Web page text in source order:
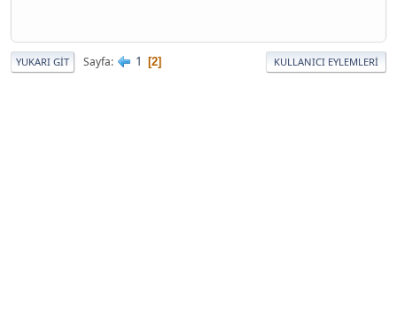
YUKARI GIT Sayfa 1 2 KULLANICI EYLEMLERI